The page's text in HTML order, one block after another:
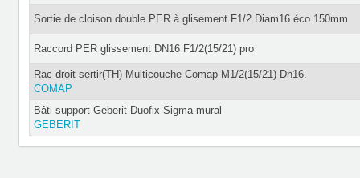
Sortie de cloison double PER à glisement F1/2 Diam16 éco 150mm
Raccord PER glissement DN16 F1/2(15/21) pro
Rac droit sertir(TH) Multicouche Comap M1/2(15/21) Dn16.
COMAP
Bâti-support Geberit Duofix Sigma mural
GEBERIT